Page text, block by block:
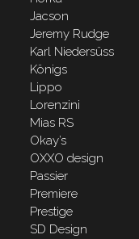
Jacson
Jeremy Rudge
Karl Niedersüss
Königs
Lippo
Lorenzini
Mias RS
Okay’s
OXXO design
Passier
Premiere
Prestige
SD Design